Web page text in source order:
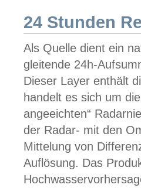
24 Stunden
Als Quelle dient ein
gleitende 24h-
Dieser Layer enthält
handelt es sich um
angeeichten“
der Radar- mit den
Mittelung von
Auflösung. Das